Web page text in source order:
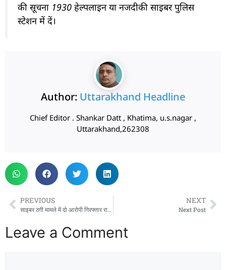
की सूचना 1930 हेल्पलाइन या नजदीकी साइबर पुलिस
स्टेशन में दें।
Author: Uttarakhand Headline
Chief Editor . Shankar Datt , Khatima, u.s.nagar ,
Uttarakhand,262308
PREVIOUS
साइबर ठगी मामले में दो आरोपी गिरफ्तार राजस्थान से
NEXT
Next Post
Leave a Comment